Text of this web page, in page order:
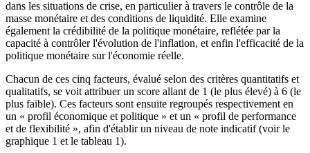
dans les situations de crise, en particulier à travers le contrôle de la
masse monétaire et des conditions de liquidité. Elle examine
également la crédibilité de la politique monétaire, reflétée par la
capacité à contrôler l'évolution de l'inflation, et enfin l'efficacité de la
politique monétaire sur l'économie réelle.
Chacun de ces cinq facteurs, évalué selon des critères quantitatifs et
qualitatifs, se voit attribuer un score allant de 1 (le plus élevé) à 6 (le
plus faible). Ces facteurs sont ensuite regroupés respectivement en
un « profil économique et politique » et un « profil de performance
et de flexibilité », afin d'établir un niveau de note indicatif (voir le
graphique 1 et le tableau 1).